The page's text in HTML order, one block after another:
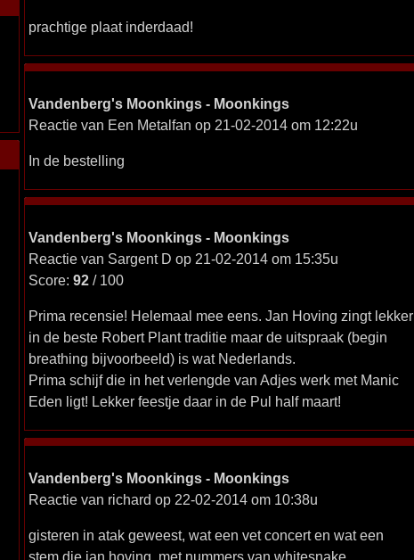
prachtige plaat inderdaad!
Vandenberg's Moonkings - Moonkings
Reactie van Een Metalfan op 21-02-2014 om 12:22u
In de bestelling
Vandenberg's Moonkings - Moonkings
Reactie van Sargent D op 21-02-2014 om 15:35u
Score: 92/ 100
Prima recensie! Helemaal mee eens. Jan Hoving zingt lekker
in de beste Robert Plant traditie maar de uitspraak (begin
breathing bijvoorbeeld) is wat Nederlands.
Prima schijf die in het verlengde van Adjes werk met Manic
Eden ligt! Lekker feestje daar in de Pul half maart!
Vandenberg's Moonkings - Moonkings
Reactie van richard op 22-02-2014 om 10:38u
gisteren in atak geweest, wat een vet concert en wat een
stem die jan hoving. met nummers van whitesnake,